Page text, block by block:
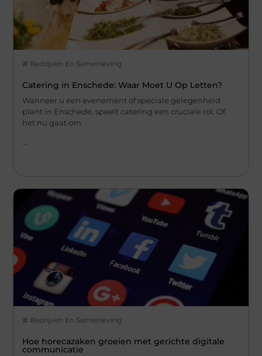
Bedrijven En Samenleving
Catering in Enschede: Waar Moet U Op Letten?
Wanneer u een evenement of speciale gelegenheid
plant in Enschede, speelt catering een cruciale rol. Of
het nu gaat om
...
Bedrijven En Samenleving
Hoe horecazaken groeien met gerichte digitale
communicatie